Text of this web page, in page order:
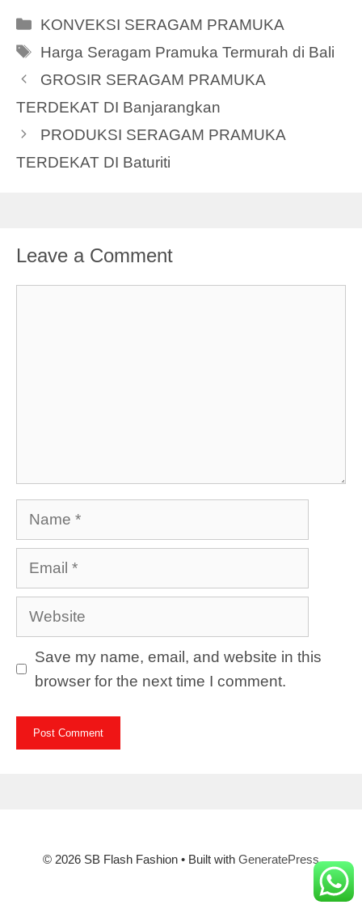
Categories
KONVEKSI SERAGAM PRAMUKA
Tags
Harga Seragam Pramuka Termurah di Bali
GROSIR SERAGAM PRAMUKA
TERDEKAT DI Banjarangkan
PRODUKSI SERAGAM PRAMUKA
TERDEKAT DI Baturiti
Leave a Comment
Name
Email
Website
Save my name, email, and website in this
browser for the next time I comment.
© 2026 SB Flash Fashion • Built with GeneratePress